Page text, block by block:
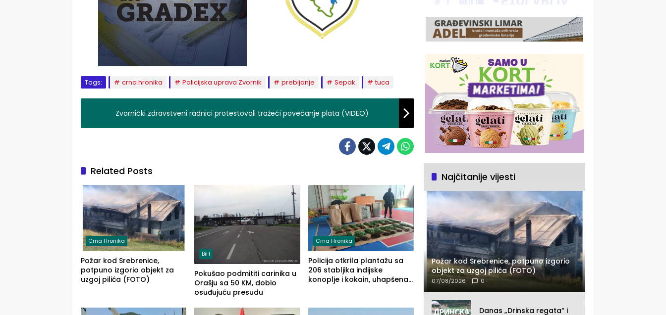
Tags: crna hronika Policijska uprava Zvornik prebijanje Sepak tuca
Zvornički zdravstveni radnici protestovali tražeći povećanje plata (VIDEO)
Related Posts
Crna Hronika
Požar kod Srebrenice,
potpuno izgorio objekt za
uzgoj pilića (FOTO)
BiH
Pokušao podmititi carinika u
Orašju sa 50 KM, dobio
osuđujuću presudu
Crna Hronika
Policija otkrila plantažu sa
206 stabljika indijske
konoplje i kokain, uhapšena
Najčitanije vijesti
Požar kod Srebrenice, potpuno izgorio
objekt za uzgoj pilića (FOTO)
07/08/2026 0
Danas „Drinska regata“ i